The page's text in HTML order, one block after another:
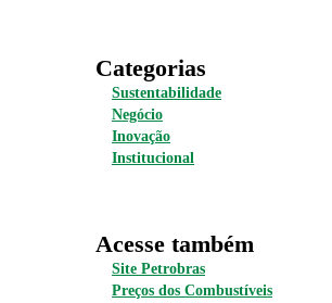
Categorias
Sustentabilidade
Negócio
Inovação
Institucional
Acesse também
Site Petrobras
Preços dos Combustíveis